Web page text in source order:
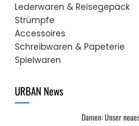
Lederwaren & Reisegepäck
Strümpfe
Accessoires
Schreibwaren & Papeterie
Spielwaren
URBAN News
Damen: Unser